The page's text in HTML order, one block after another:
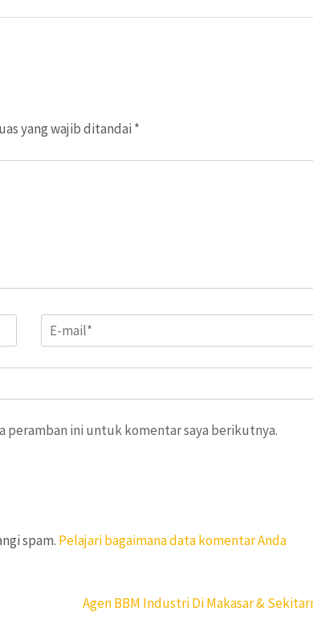
yang wajib ditandai *
Email*
peramban ini untuk komentar saya berikutnya.
spam. Pelajari bagaimana data komentar Anda
Agen BBM Industri Di Makasar &